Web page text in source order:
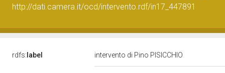
http://dati.camera.it/ocd/intervento.rdf/in17_447891
rdfs: label intervento di Pino PISICCHIO